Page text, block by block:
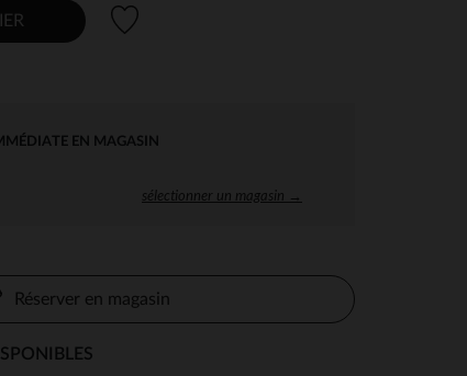
EN MAGASIN
sélectionner un magasin →
Réserver en magasin